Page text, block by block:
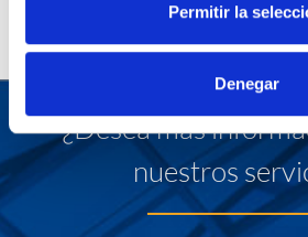
Permitir la
Denegar
¿Desea más
nuestros